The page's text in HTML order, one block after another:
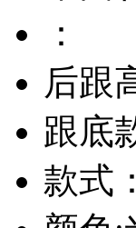
：
后跟
跟底
款式：